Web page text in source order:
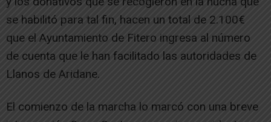
se habilitó para tal fin, hacen un total de 2.100€
que el Ayuntamiento de Fitero ingresa al número
de cuenta que le han facilitado las autoridades de
Llanos de Aridane.
El comienzo de la marcha lo marcó con una breve